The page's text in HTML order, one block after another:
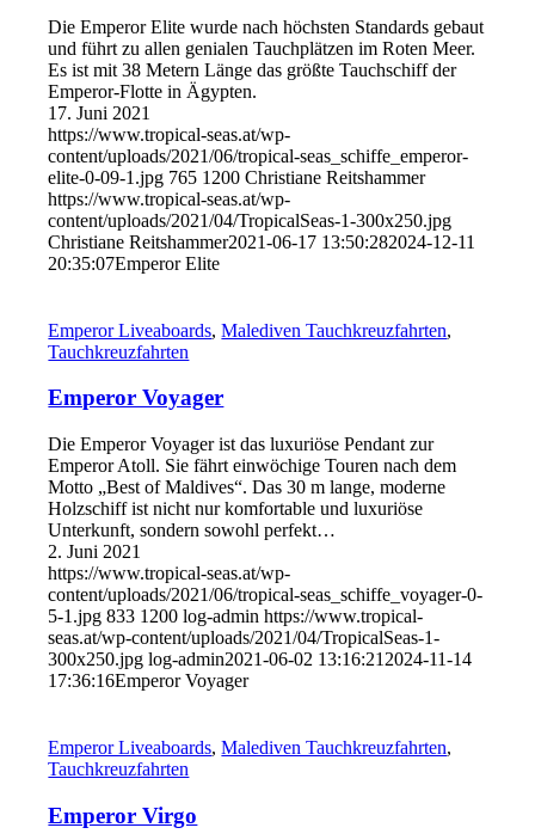
Die Emperor Elite wurde nach höchsten Standards gebaut
und führt zu allen genialen Tauchplätzen im Roten Meer.
Es ist mit 38 Metern Länge das größte Tauchschiff der
Emperor-Flotte in Ägypten.
17. Juni 2021
https://www.tropical-seas.at/wp-
content/uploads/2021/06/tropical-seas_schiffe_emperor-
elite-0-09-1.jpg 765 1200 Christiane Reitshammer
https://www.tropical-seas.at/wp-
content/uploads/2021/04/TropicalSeas-1-300x250.jpg
Christiane Reitshammer2021-06-17 13:50:282024-12-11
20:35:07Emperor Elite
Emperor Liveaboards,Malediven Tauchkreuzfahrten,
Tauchkreuzfahrten
Emperor Voyager
Die Emperor Voyager ist das luxuriöse Pendant zur
Emperor Atoll. Sie fährt einwöchige Touren nach dem
Motto „Best of Maldives“. Das 30 m lange, moderne
Holzschiff ist nicht nur komfortable und luxuriöse
Unterkunft, sondern sowohl perfekt…
2. Juni 2021
https://www.tropical-seas.at/wp-
content/uploads/2021/06/tropical-seas_schiffe_voyager-0-
5-1.jpg 833 1200 log-admin https://www.tropical-
seas.at/wp-content/uploads/2021/04/TropicalSeas-1-
300x250.jpg log-admin2021-06-02 13:16:21 2024-11-14
17:36:16Emperor Voyager
Emperor Liveaboards,Malediven Tauchkreuzfahrten,
Tauchkreuzfahrten
Emperor Virgo